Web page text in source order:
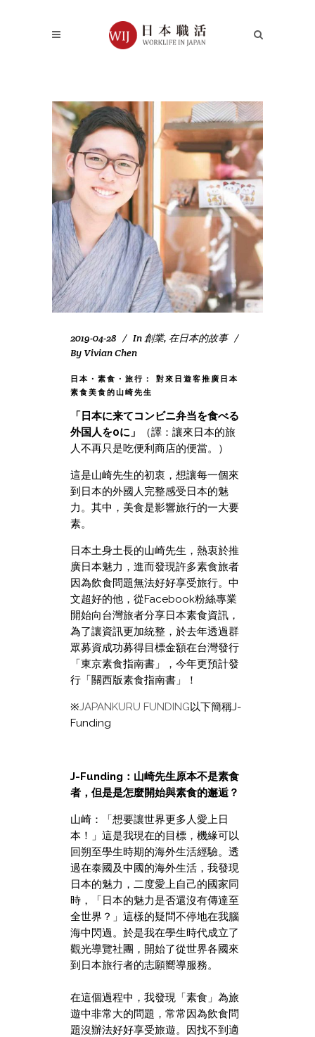
2019-04-28 In 創業, 在日本的故事
By Vivian Chen
日本・素食・旅行： 對來日遊客推廣日本
素食美食的山崎先生
「 日本に来てコンビニ弁当を食べる
外国人を0に」
（譯：讓來日本的旅
人不再只是吃便利商店的便當。）
這是山崎先生的初衷，想讓每一個來
到日本的外國人完整感受日本的魅
力。其中，美食是影響旅行的一大要
素。
日本土身土長的山崎先生，熱衷於推
廣日本魅力，進而發現許多素食旅者
因為飲食問題無法好好享受旅行。中
文超好的他，從Facebook粉絲專業
開始向台灣旅者分享日本素食資訊，
為了讓資訊更加統整，於去年透過群
眾募資成功募得目標金額在台灣發行
「東京素食指南書」，今年更預計發
行「關西版素食指南書」！
※JAPANKURU FUNDING以下簡稱J-
Funding
J-Funding：山崎先生原本不是素食
者，但是是怎麼開始與素食的邂逅？
山崎：「想要讓世界更多人愛上日
本！」這是我現在的目標，機緣可以
回朔至學生時期的海外生活經驗。透
過在泰國及中國的海外生活，我發現
日本的魅力，二度愛上自己的國家同
時，
「日本的魅力是否還沒有傳達至
全世界？」 這樣的疑問不停地在我腦
海中閃過。於是我在學生時代成立了
觀光導覽社團，開始了從世界各國來
到日本旅行者的志願嚮導服務。
在這個過程中，我發現「素食」為旅
遊中非常大的問題，常常因為飲食問
題沒辦法好好享受旅遊。因找不到適